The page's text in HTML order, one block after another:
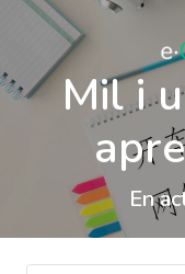
Mil i
En